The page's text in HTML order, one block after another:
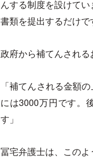
んする制度を設けて
書類を提出するだけで
政府から補てんされ
「補てんされる金額
には3000万円です。
す」
冨宅弁護士は、この